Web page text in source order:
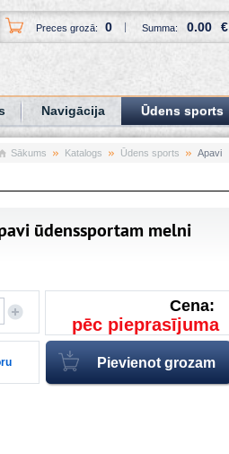
Preces grozā: 0 Summa: 0.00 €
Navigācija Ūdens sports
Sākums Katalogs Ūdens sports Apavi
ūdenssportam melni
Cena:
pēc pieprasījuma